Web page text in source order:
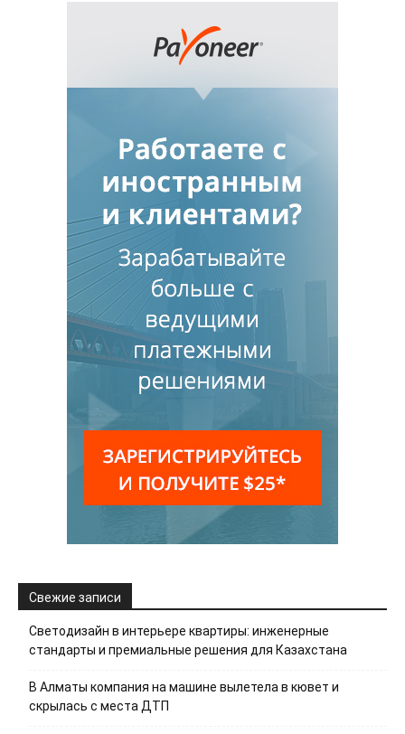
Свежие записи
Светодизайн в интерьере квартиры: инженерные
стандарты и премиальные решения для Казахстана
В Алматы компания на машине вылетела в кювет и
скрылась с места ДТП